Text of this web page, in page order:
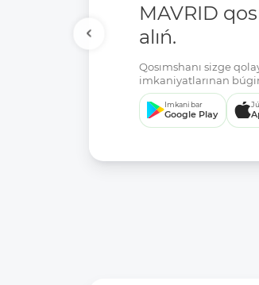
MAVRID
alıń.
Qosımshanı sizge
imkaniyatlarınan
Imkani bar
Google Play